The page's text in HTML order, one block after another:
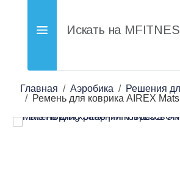
Главная Аэробика
Решения
Ремень для коврика AIREX